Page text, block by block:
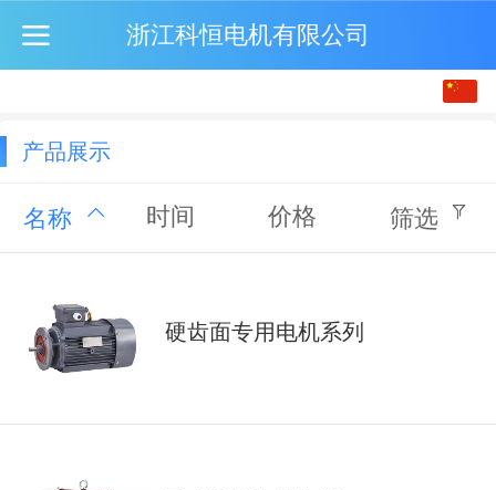
浙江科恒电机有限公司
产品展示
名称 时间 价格 筛选
硬齿面专用电机系列